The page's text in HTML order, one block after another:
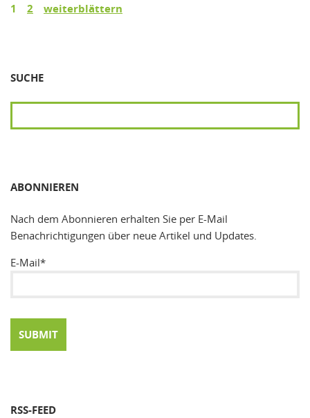
1 2 weiterblättern
SUCHE
ABONNIEREN
Nach dem Abonnieren erhalten Sie per E-Mail
Benachrichtigungen über neue Artikel und Updates.
E-Mail*
RSS-FEED